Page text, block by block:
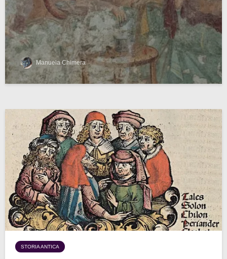
Manuela Chimera
STORIA ANTICA